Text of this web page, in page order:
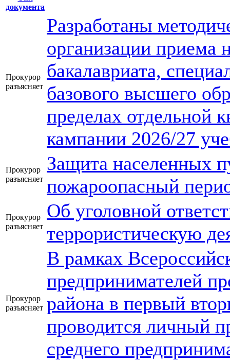
документа
Прокурор
разъясняет
Разработаны
организации приема
бакалавриата,
базового высшего
пределах отдельной
кампании 2026/27
Прокурор
разъясняет
Защита населенных
пожароопасный
Прокурор
разъясняет
Об уголовной
террористическую
Прокурор
разъясняет
В рамках
предпринимателей
района в первый
проводится личный
среднего